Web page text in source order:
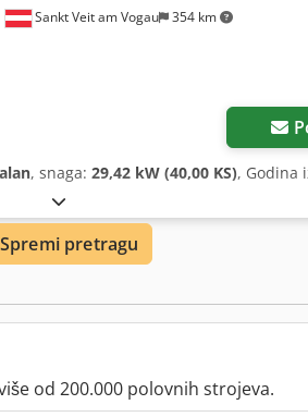
Sankt Veit am Vogau 354 km
, snaga: 29,42 kW (40,00 KS), Godina
Spremi pretragu
od 200.000 polovnih strojeva.